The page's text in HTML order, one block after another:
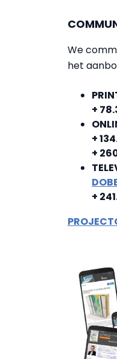
We
het
+
+
+
+